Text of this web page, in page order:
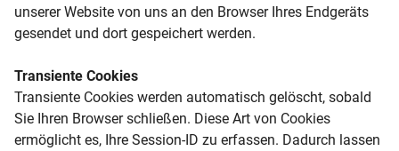
unserer Website von uns an den Browser Ihres Endgeräts
gesendet und dort gespeichert werden.
Transiente Cookies
Transiente Cookies werden automatisch gelöscht, sobald
Sie Ihren Browser schließen. Diese Art von Cookies
ermöglicht es, Ihre Session-ID zu erfassen. Dadurch lassen